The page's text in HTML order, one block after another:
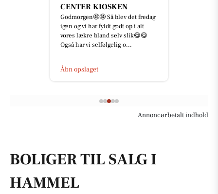
CENTER KIOSKEN
Godmorgen🤩🤩 Så blev det fredag
igen og vi har fyldt godt op i alt
vores lækre bland selv slik😋😋
Også har vi selfølgelig o...
Åbn opslaget
Annoncørbetalt indhold
BOLIGER TIL SALG I
HAMMEL